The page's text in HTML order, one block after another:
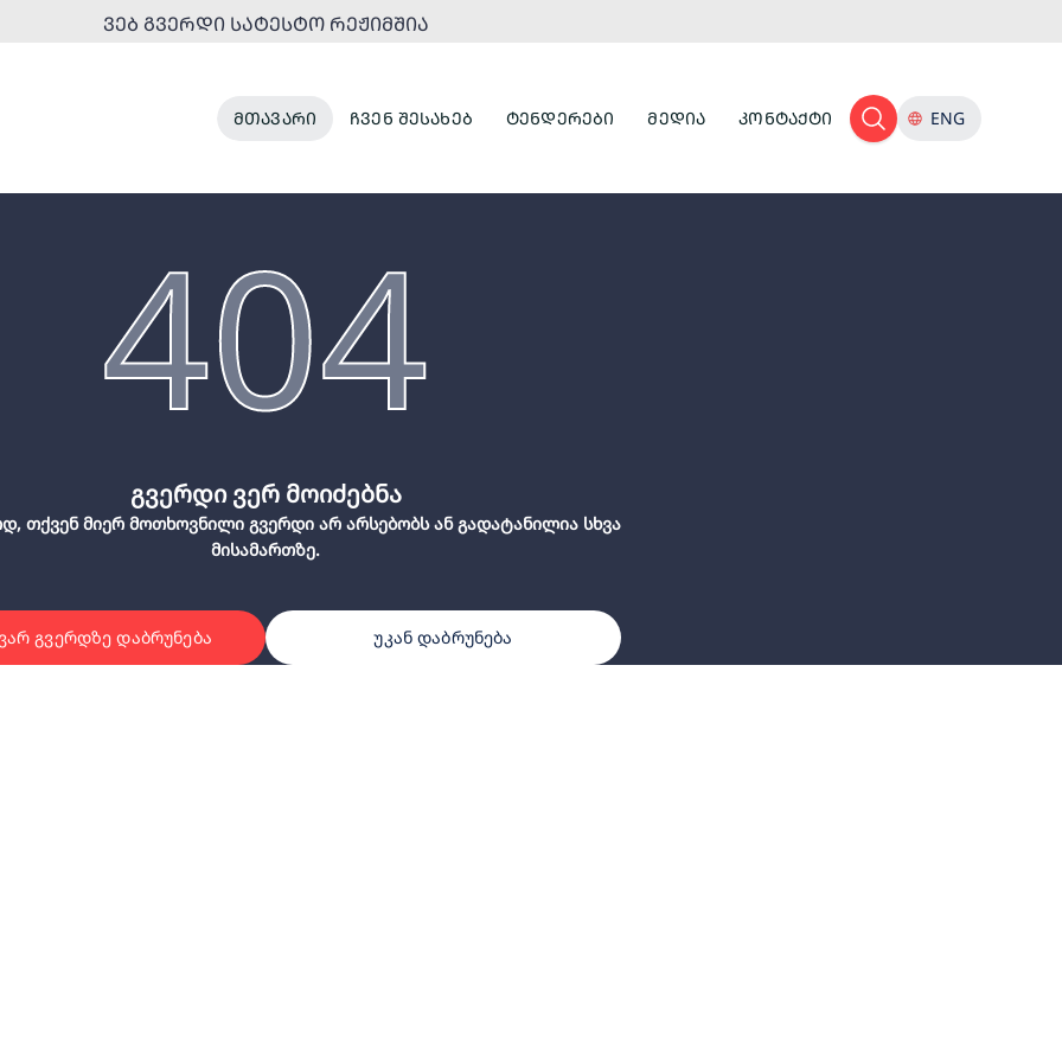
ᲕᲔᲑ ᲒᲕᲔᲠᲓᲘ ᲡᲐᲢᲔᲡᲢᲝ ᲠᲔᲟᲘᲛᲨᲘᲐ
ᲛᲗᲐᲕᲐᲠᲘ ᲩᲕᲔᲜ ᲨᲔᲡᲐᲮᲔᲑ ᲢᲔᲜᲓᲔᲠᲔᲑᲘ ᲛᲔᲓᲘᲐ ᲙᲝᲜᲢᲐᲥᲢᲘ ENG
404
გვერდი ვერ მოიძებნა
თქვენ მიერ მოთხოვნილი გვერდი არ არსებობს ან გადატანილია სხვა
მისამართზე.
გვერდზე დაბრუნება უკან დაბრუნება